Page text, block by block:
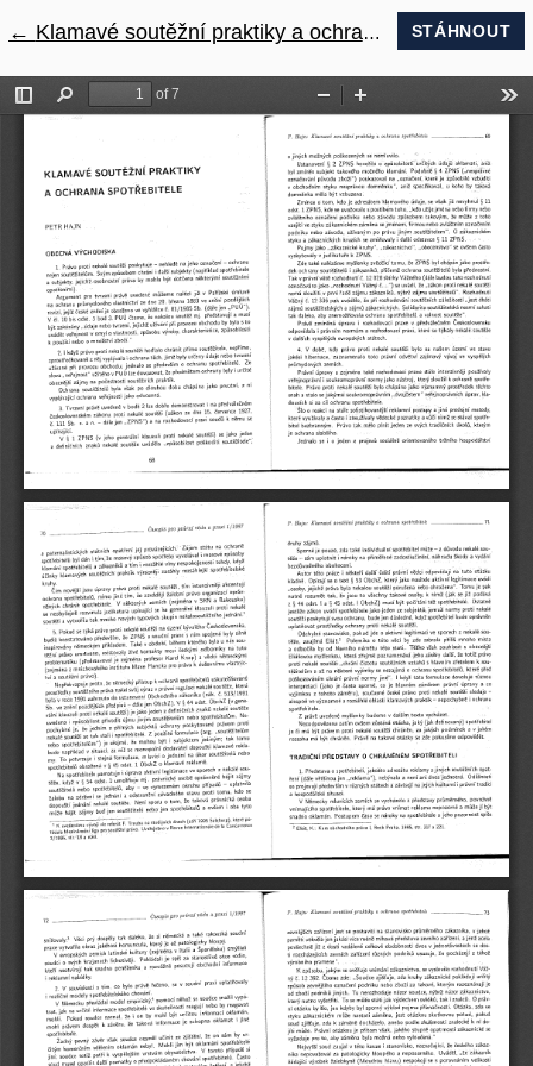
← Návrat na podrobnosti článku
Klamavé soutěžní praktiky a ochrana spotřebitele STÁHNOUT